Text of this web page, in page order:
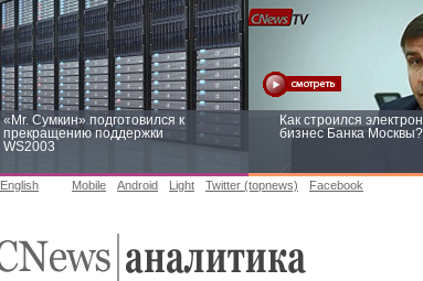
«Mr. Сумкин» подготовился к
прекращению поддержки
WS2003
Как строился
бизнес Банка Москвы?
English Mobile Android Light Twitter (topnews) Facebook